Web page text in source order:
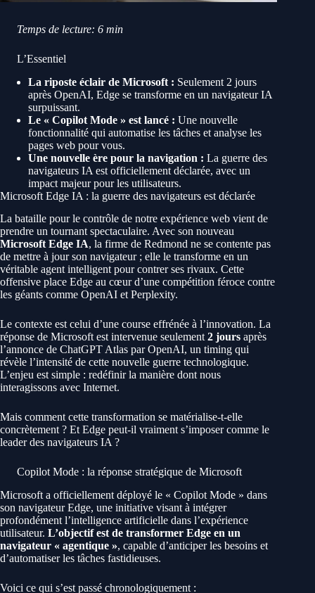
Temps de lecture: 6 min
L’Essentiel
La riposte éclair de Microsoft : Seulement 2 jours
après OpenAI, Edge se transforme en un navigateur IA
surpuissant.
Le « Copilot Mode » est lancé : Une nouvelle
fonctionnalité qui automatise les tâches et analyse les
pages web pour vous.
Une nouvelle ère pour la navigation : La guerre des
navigateurs IA est officiellement déclarée, avec un
impact majeur pour les utilisateurs.
Microsoft Edge IA : la guerre des navigateurs est déclarée
La bataille pour le contrôle de notre expérience web vient de
prendre un tournant spectaculaire. Avec son nouveau
Microsoft Edge IA, la firme de Redmond ne se contente pas
de mettre à jour son navigateur ; elle le transforme en un
véritable agent intelligent pour contrer ses rivaux. Cette
offensive place Edge au cœur d’une compétition féroce contre
les géants comme OpenAI et Perplexity.
Le contexte est celui d’une course effrénée à l’innovation. La
réponse de Microsoft est intervenue seulement2 jours après
l’annonce de ChatGPT Atlas par OpenAI, un timing qui
révèle l’intensité de cette nouvelle guerre technologique.
L’enjeu est simple : redéfinir la manière dont nous
interagissons avec Internet.
Mais comment cette transformation se matérialise-t-elle
concrètement ? Et Edge peut-il vraiment s’imposer comme le
leader des navigateurs IA ?
Copilot Mode : la réponse stratégique de Microsoft
Microsoft a officiellement déployé le « Copilot Mode » dans
son navigateur Edge, une initiative visant à intégrer
profondément l’intelligence artificielle dans l’expérience
utilisateur. L’objectif est de transformer Edge en un
navigateur « agentique », capable d’anticiper les besoins et
d’automatiser les tâches fastidieuses.
Voici ce qui s’est passé chronologiquement :